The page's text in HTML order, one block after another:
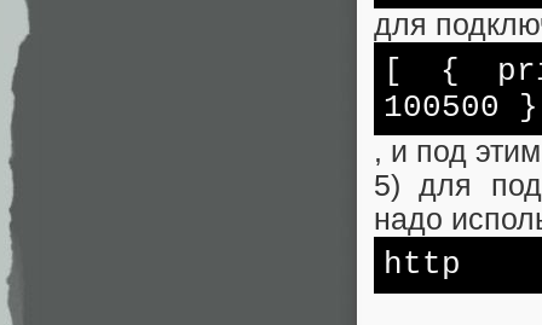
для
[ {
100500
, и под
5) для
надо
http